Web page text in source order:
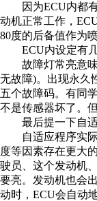
因为ECU内都有
动机正常工作，
80度的后备值作为
ECU内设定有几
故障灯常亮意味
无故障)。出现永久
五个故障码。有同
不是传感器坏了。
最后提一下自适
自适应程序实际
度等因素存在更大
驶员、这个发动机
要亮。发动机也会
动时，ECU会自动